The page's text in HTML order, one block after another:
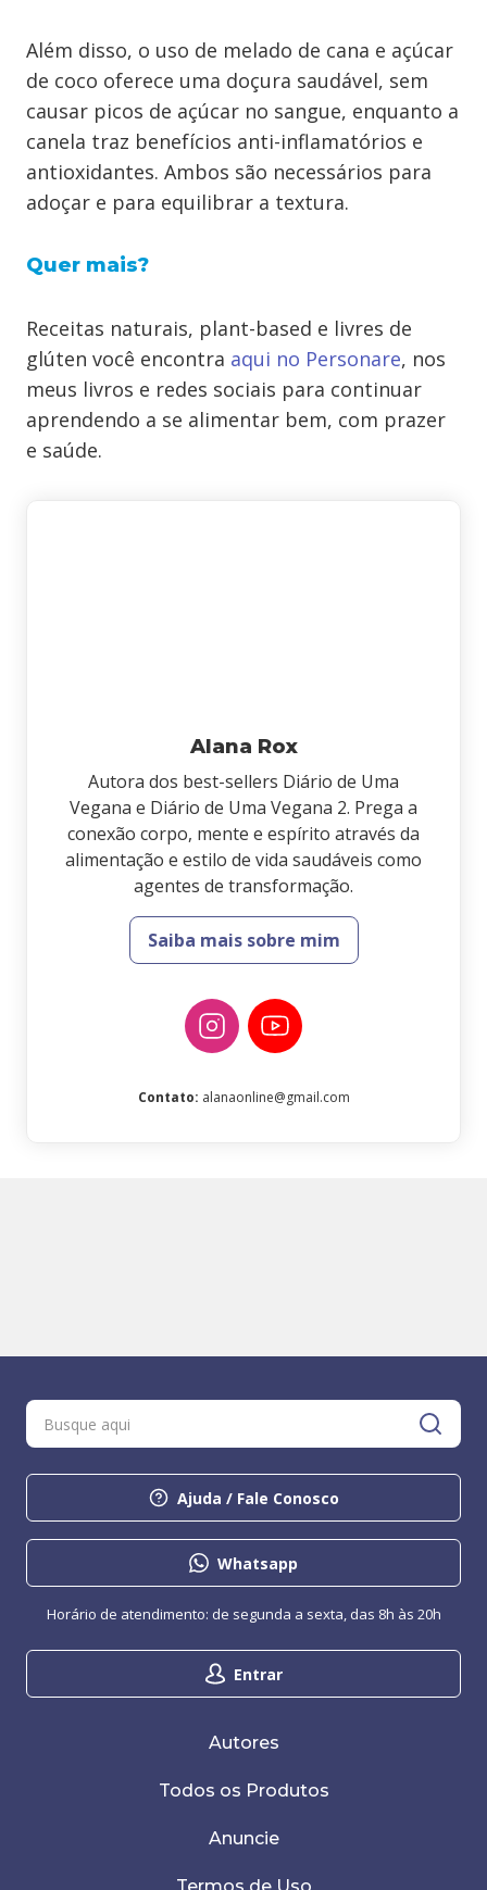
Além disso, o uso de melado de cana e açúcar
de coco oferece uma doçura saudável, sem
causar picos de açúcar no sangue, enquanto a
canela traz benefícios anti-inflamatórios e
antioxidantes. Ambos são necessários para
adoçar e para equilibrar a textura.
Quer mais?
Receitas naturais, plant-based e livres de
glúten você encontra aqui no Personare, nos
meus livros e redes sociais para continuar
aprendendo a se alimentar bem, com prazer
e saúde.
Alana Rox
Autora dos best-sellers Diário de Uma
Vegana e Diário de Uma Vegana 2. Prega a
conexão corpo, mente e espírito através da
alimentação e estilo de vida saudáveis como
agentes de transformação.
Saiba mais sobre mim
Contato: alanaonline@gmail.com
Ajuda / Fale Conosco
Whatsapp
Entrar
Horário de atendimento: de segunda a sexta, das 8h às 20h
Autores
Todos os Produtos
Anuncie